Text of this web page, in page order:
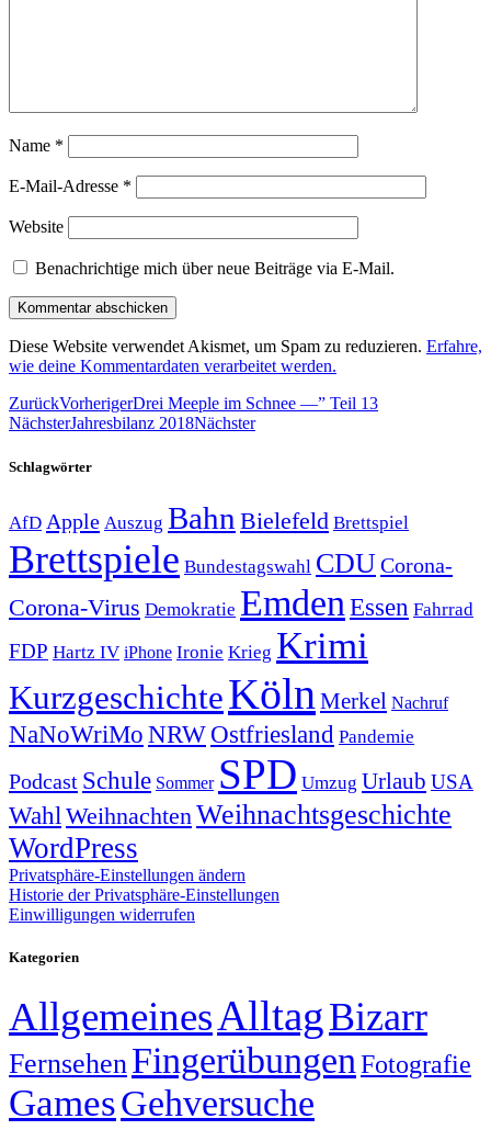
Name *
E-Mail-Adresse *
Website
Benachrichtige mich über neue Beiträge via E-Mail.
Diese Website verwendet Akismet, um Spam zu reduzieren. Erfahre,
wie deine Kommentardaten verarbeitet werden.
ZurückVorherigerDrei Meeple im Schnee —” Teil 13
NächsterJahresbilanz 2018Nächster
Schlagwörter
AfD Apple Auszug Bahn Bielefeld Brettspiel
Brettspiele Bundestagswahl CDUCorona-
Corona-Virus Demokratie Emden Essen Fahrrad
FDP Hartz IV iPhone Ironie Krieg Krimi
KurzgeschichteKöln Merkel Nachruf
NaNoWriMo NRWOstfriesland Pandemie
Podcast Schule Sommer SPD Umzug Urlaub USA
Wahl Weihnachten Weihnachtsgeschichte
WordPress
Privatsphäre-Einstellungen ändern
Historie der Privatsphäre-Einstellungen
Einwilligungen widerrufen
Kategorien
AllgemeinesAlltagBizarr
FernsehenFingerübungen Fotografie
GamesGehversuche